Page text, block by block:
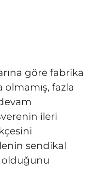
göre fabrika
fazla
ileri
sendikal
olduğunu